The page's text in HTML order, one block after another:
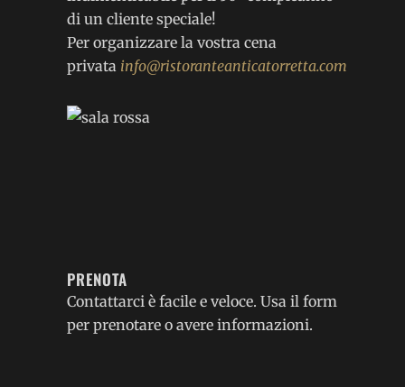
di un cliente speciale!
Per organizzare la vostra cena
privata info@ristoranteanticatorretta.com
PRENOTA
Contattarci è facile e veloce. Usa il form
per prenotare o avere informazioni.